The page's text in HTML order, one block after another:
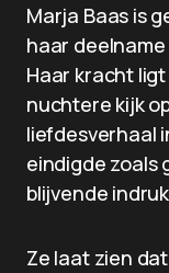
Marja Baas is
haar
Haar kracht
nuchtere kijk
liefdesverhaal
eindigde zoals
blijvende
Ze laat zien